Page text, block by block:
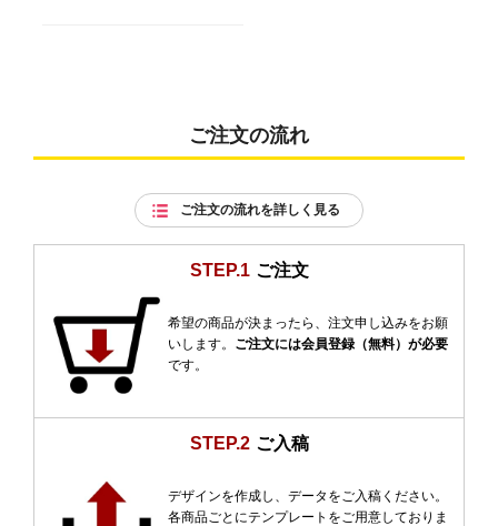
ご注文の流れ
ご注文の流れを詳しく見る
STEP.1 ご注文
希望の商品が決まったら、注文申し込みをお願
いします。 ご注文には会員登録（無料）が必要
です。
STEP.2 ご入稿
デザインを作成し、データをご入稿ください。
各商品ごとにテンプレートをご用意しておりま